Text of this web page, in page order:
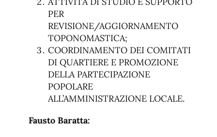
PER
REVISIONE/AGGIORNAMENTO
TOPONOMASTICA;
COORDINAMENTO DEI COMITATI
DI QUARTIERE E PROMOZIONE
DELLA PARTECIPAZIONE
POPOLARE
ALL’AMMINISTRAZIONE LOCALE.
Fausto Baratta: